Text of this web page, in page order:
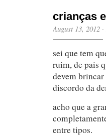
crianças
August 13, 2012 ·
sei que tem
ruim, de pais
devem
discordo da
acho que a
entre tipos.